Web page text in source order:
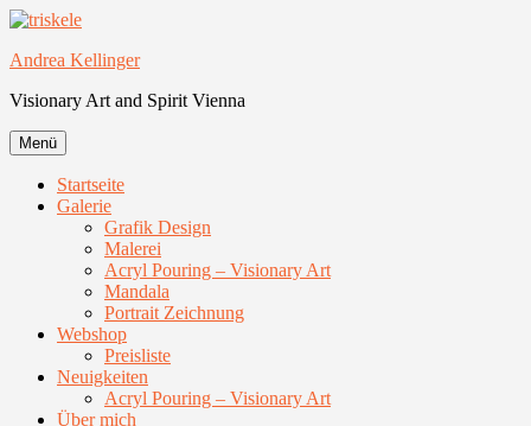
Zum
springen
Andrea Kellinger
Visionary Art and Spirit Vienna
Menü
Startseite
Galerie
Grafik Design
Malerei
Acryl Pouring – Visionary Art
Mandala
Portrait Zeichnung
Webshop
Preisliste
Neuigkeiten
Acryl Pouring – Visionary Art
Über mich